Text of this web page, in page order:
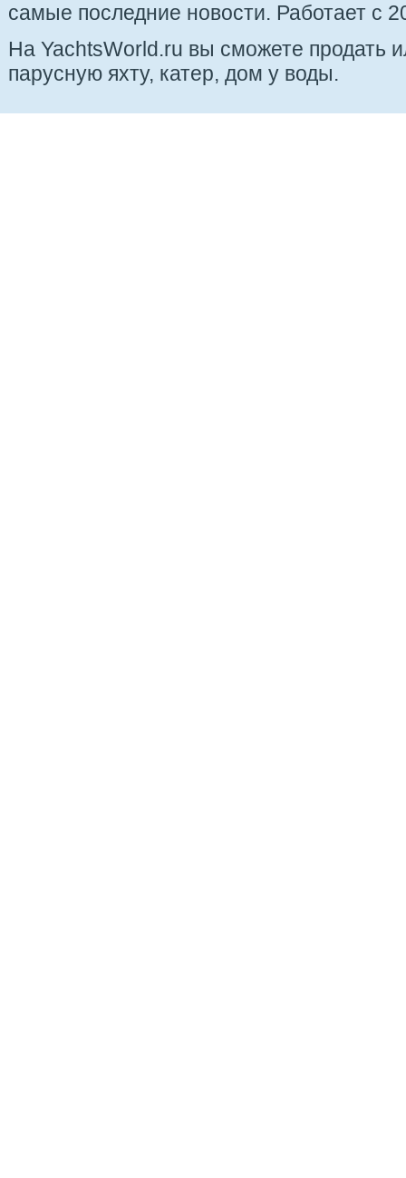
самые последние новости. Работает с
На YachtsWorld.ru вы сможете продать
парусную яхту, катер, дом у воды.